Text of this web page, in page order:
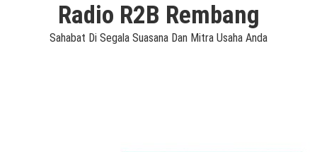
Radio R2B Rembang
Sahabat Di Segala Suasana Dan Mitra Usaha Anda